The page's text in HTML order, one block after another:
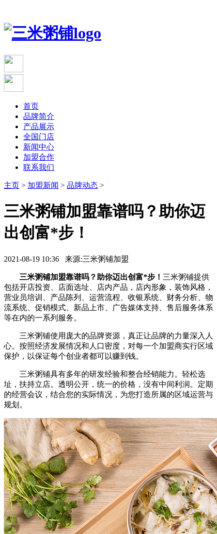
首页
品牌简介
产品展示
全国门店
新闻中心
加盟合作
联系我们
主页 > 加盟新闻 > 品牌动态 >
三米粥铺加盟靠谱吗？助你迈
出创富*步！
2021-08-19 10:36 来源:三米粥铺加盟
三米粥铺加盟靠谱吗？助你迈出创富*步！ 三米粥铺提供
包括开店投资、店面选址、店内产品，店内形象，装饰风格，
营业员培训、产品陈列、运营流程、收银系统、财务分析、物
流系统、促销模式、新品上市、广告媒体支持、售后服务体系
等在内的一系列服务。
三米粥铺使用庞大的品牌资源，真正让品牌的力量深入人
心。按照经济发展情况和人口密度，对每一个加盟商实行区域
保护，以保证每个创业者都可以赚到钱。
三米粥铺具有多年的研发经验和整合经销能力。轻松选
址，扶持立店。透明公开，统一的价格，没有中间利润。定期
的经营会议，结合您的实际情况，为您打造所属的区域运营与
规划。